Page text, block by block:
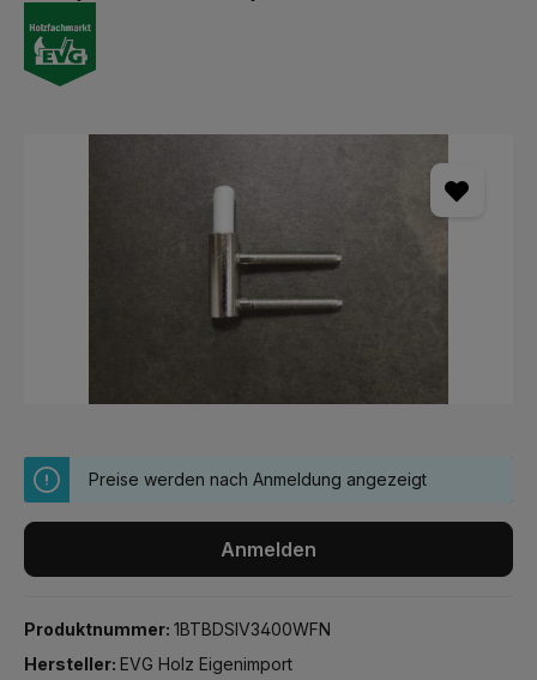
Preise werden nach Anmeldung angezeigt
Anmelden
Produktnummer: 1BTBDSIV3400WFN
Hersteller: EVG Holz Eigenimport